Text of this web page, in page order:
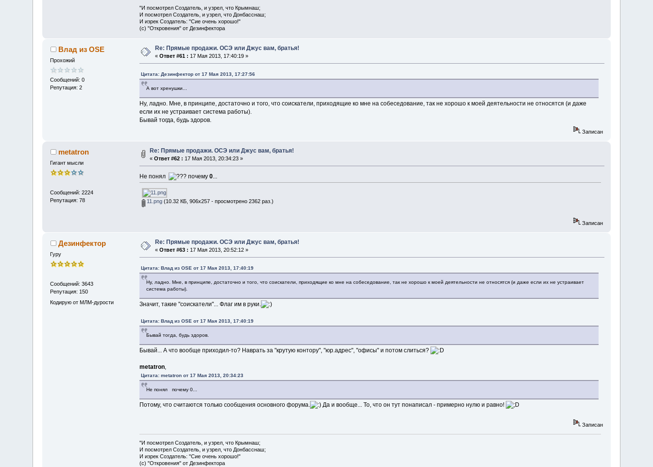
"И посмотрел Создатель, и узрел, что Крымнаш;
И посмотрел Создатель, и узрел, что Донбасснаш;
И изрек Создатель: "Сие очень хорошо!"
(с) "Откровения" от Дезинфектора
Влад из OSE
Прохожий
Сообщений: 0
Репутация: 2
Re: Прямые продажи. ОСЭ или Джус вам, братья!
«Ответ #61 : 17 Мая 2013, 17:40:19 »
Цитата: Дезинфектор от 17 Мая 2013, 17:27:56
А вот хренушки...
Ну, ладно. Мне, в принципе, достаточно и того, что соискатели, приходящие ко мне на собеседование, так не хорошо к моей деятельности не относятся (и даже
если их не устраивает система работы).
Бывай тогда, будь здоров.
Записан
metatron
Гигант мысли
Сообщений: 2224
Репутация: 78
Re: Прямые продажи. ОСЭ или Джус вам, братья!
«Ответ #62 : 17 Мая 2013, 20:34:23 »
Не понял почему 0...
11.png (10.32 КБ, 906x257 - просмотрено 2362 раз.)
Записан
Дезинфектор
Гуру
Сообщений: 3643
Репутация: 150
Кодирую от МЛМ-дурости
Re: Прямые продажи. ОСЭ или Джус вам, братья!
«Ответ #63 : 17 Мая 2013, 20:52:12 »
Цитата: Влад из OSE от 17 Мая 2013, 17:40:19
Ну, ладно. Мне, в принципе, достаточно и того, что соискатели, приходящие ко мне на собеседование, так не хорошо к моей деятельности не относятся (и даже если их не устраивает
система работы).
Значит, такие "соискатели"... Флаг им в руки.
Цитата: Влад из OSE от 17 Мая 2013, 17:40:19
Бывай тогда, будь здоров.
Бывай... А что вообще приходил-то? Наврать за "крутую контору", "юр.адрес", "офисы" и потом слиться?
metatron,
Цитата: metatron от 17 Мая 2013, 20:34:23
Не понял почему 0...
Потому, что считаются только сообщения основного форума. Да и вообще... То, что он тут понаписал - примерно нулю и равно!
Записан
"И посмотрел Создатель, и узрел, что Крымнаш;
И посмотрел Создатель, и узрел, что Донбасснаш;
И изрек Создатель: "Сие очень хорошо!"
(с) "Откровения" от Дезинфектора